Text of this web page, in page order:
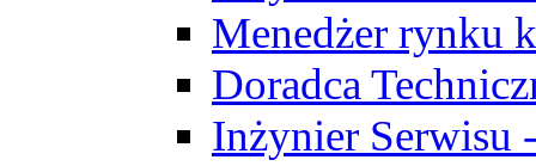
Menedżer rynku
Doradca
Inżynier Serwisu